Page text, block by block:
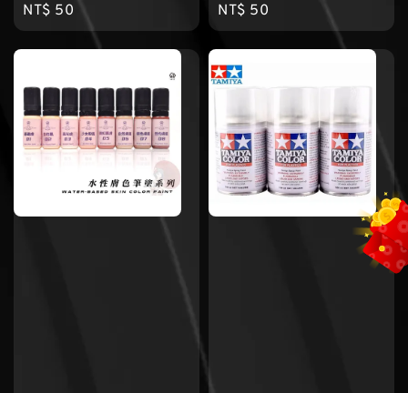
Regular
price
NT$ 50
Regular
price
NT$ 50